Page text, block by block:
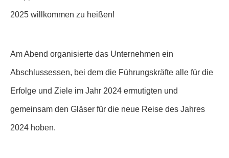
Jahre und Monate sind wie Lieder, die Brillanz ist wie ein
eine brandneue Ära;Und wir haben unsere Träume
verfolgt und uns vorwärts bewegt.. 365 unvergessliche
Tage sind inmitten der Hektik ruhig vergangen. Am Ende
der Jahrestagung nahmen alle Mitarbeiter gemeinsam ein
Gruppenfoto, um sich von 2024 zu verabschieden und